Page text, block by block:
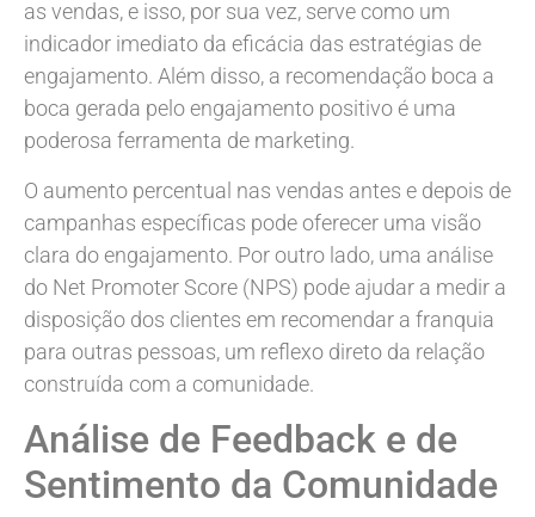
as vendas, e isso, por sua vez, serve como um
indicador imediato da eficácia das estratégias de
engajamento. Além disso, a recomendação boca a
boca gerada pelo engajamento positivo é uma
poderosa ferramenta de marketing.
O aumento percentual nas vendas antes e depois de
campanhas específicas pode oferecer uma visão
clara do engajamento. Por outro lado, uma análise
do Net Promoter Score (NPS) pode ajudar a medir a
disposição dos clientes em recomendar a franquia
para outras pessoas, um reflexo direto da relação
construída com a comunidade.
Análise de Feedback e de
Sentimento da Comunidade